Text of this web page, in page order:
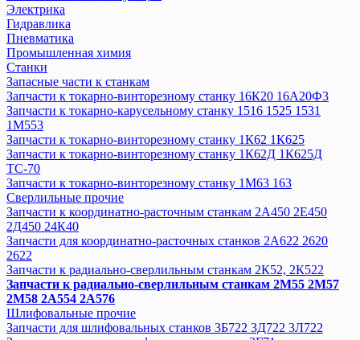
Электрика
Гидравлика
Пневматика
Промышленная химия
Станки
Запасные части к станкам
Запчасти к токарно-винторезному станку 16К20 16А20Ф3
Запчасти к токарно-карусельному станку 1516 1525 1531
1М553
Запчасти к токарно-винторезному станку 1К62 1К625
Запчасти к токарно-винторезному станку 1К62Д 1К625Д
ТС-70
Запчасти к токарно-винторезному станку 1М63 163
Сверлильные прочие
Запчасти к координатно-расточным станкам 2А450 2Е450
2Д450 24К40
Запчасти для координатно-расточных станков 2А622 2620
2622
Запчасти к радиально-сверлильным станкам 2К52, 2К522
Запчасти к радиально-сверлильным станкам 2М55 2М57
2М58 2А554 2А576
Шлифовальные прочие
Запчасти для шлифовальных станков 3Б722 3Д722 3Л722